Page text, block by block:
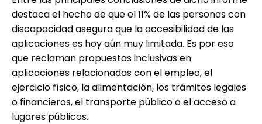
destaca el hecho de que el 11% de las personas con
discapacidad asegura que la accesibilidad de las
aplicaciones es hoy aún muy limitada. Es por eso
que reclaman propuestas inclusivas en
aplicaciones relacionadas con el empleo, el
ejercicio físico, la alimentación, los trámites legales
o financieros, el transporte público o el acceso a
lugares públicos.